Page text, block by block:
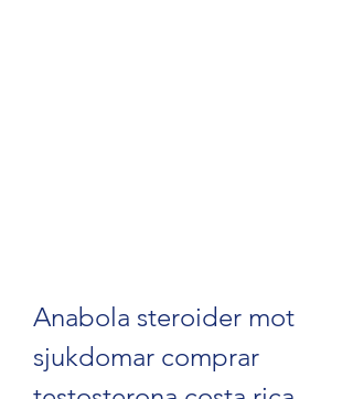
Anabola steroider mot
sjukdomar comprar